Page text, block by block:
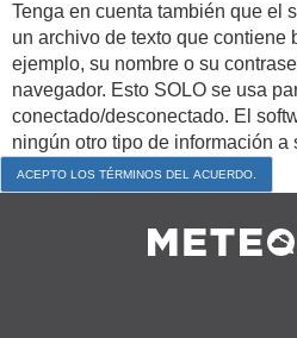
Tenga en cuenta también que el
un archivo de texto que contiene
ejemplo, su nombre o su
navegador. Esto SOLO se usa
conectado/desconectado. El
ningún otro tipo de información a